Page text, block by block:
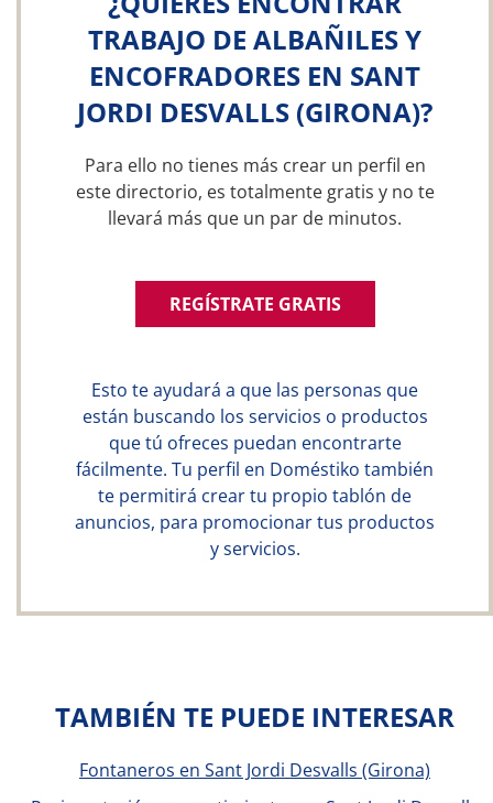
TRABAJO DE ALBAÑILES Y
ENCOFRADORES EN SANT
JORDI DESVALLS (GIRONA)?
Para ello no tienes más crear un perfil en
este directorio, es totalmente gratis y no te
llevará más que un par de minutos.
REGÍSTRATE GRATIS
Esto te ayudará a que las personas que
están buscando los servicios o productos
que tú ofreces puedan encontrarte
fácilmente. Tu perfil en Doméstiko también
te permitirá crear tu propio tablón de
anuncios, para promocionar tus productos
y servicios.
TAMBIÉN TE PUEDE INTERESAR
Fontaneros en Sant Jordi Desvalls (Girona)